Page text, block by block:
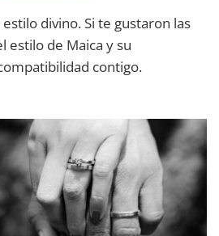
divino. Si te gustaron las
estilo de Maica y su
contigo.